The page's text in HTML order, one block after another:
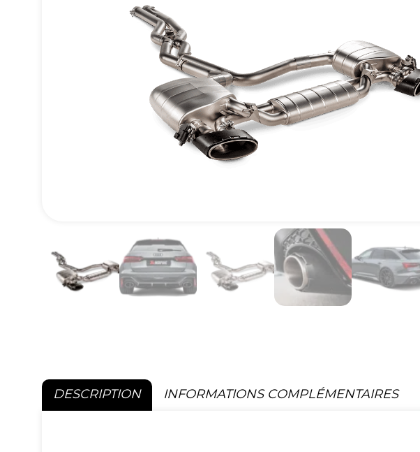
DESCRIPTION INFORMATIONS COMPLÉMENTAIRES